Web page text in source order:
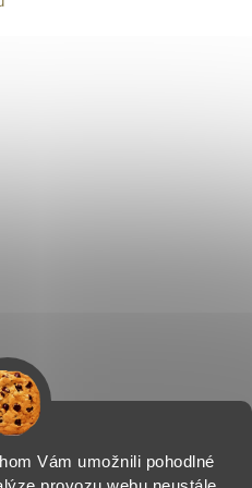
Vám umožnili pohodlné